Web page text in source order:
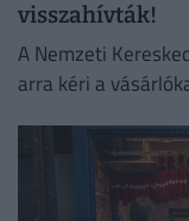
visszahívták!
A Nemzeti
arra kéri a